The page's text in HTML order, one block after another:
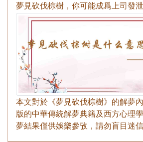
夢見砍伐棕樹，你可能成爲上司發泄
本文對於《夢見砍伐棕樹》的解夢
版的中華傳統解夢典籍及西方心理
夢結果僅供娛樂參攷，請勿盲目迷信